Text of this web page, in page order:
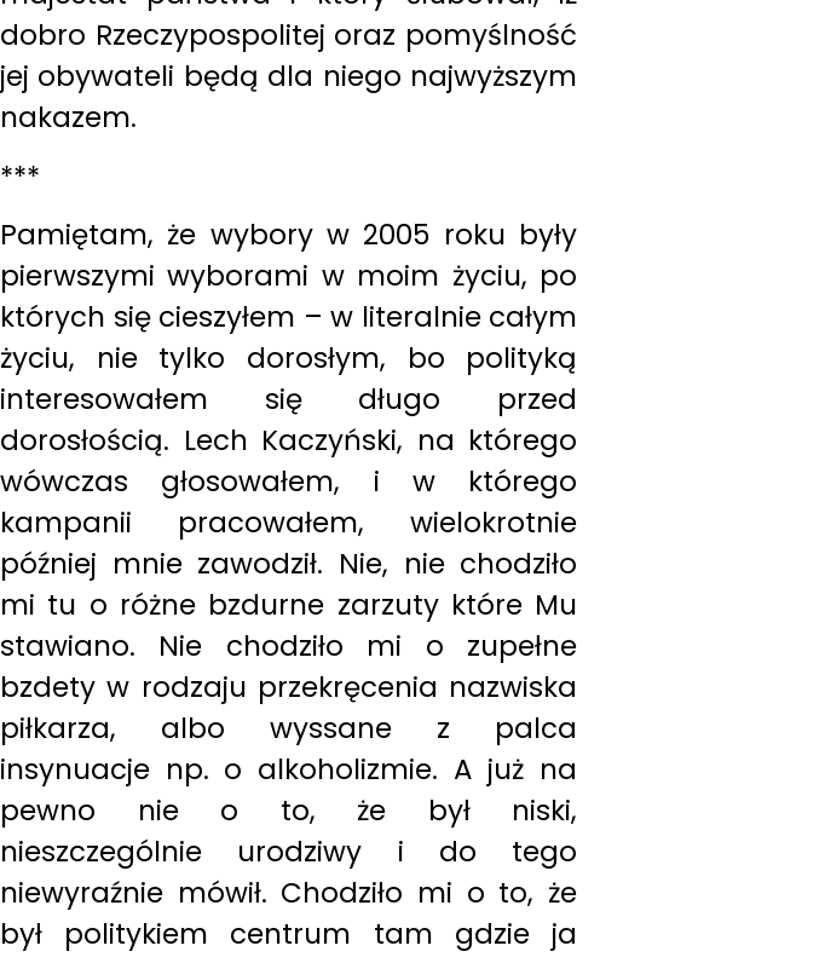
dobro Rzeczypospolitej oraz pomyślność
jej obywateli będą dla niego najwyższym
nakazem.
***
Pamiętam, że wybory w 2005 roku były
pierwszymi wyborami w moim życiu, po
których się cieszyłem – w literalnie całym
życiu, nie tylko dorosłym, bo polityką
interesowałem się długo przed
dorosłością. Lech Kaczyński, na którego
wówczas głosowałem, i w którego
kampanii pracowałem, wielokrotnie
później mnie zawodził. Nie, nie chodziło
mi tu o różne bzdurne zarzuty które Mu
stawiano. Nie chodziło mi o zupełne
bzdety w rodzaju przekręcenia nazwiska
piłkarza, albo wyssane z palca
insynuacje np. o alkoholizmie. A już na
pewno nie o to, że był niski,
nieszczególnie urodziwy i do tego
niewyraźnie mówił. Chodziło mi o to, że
był politykiem centrum tam gdzie ja